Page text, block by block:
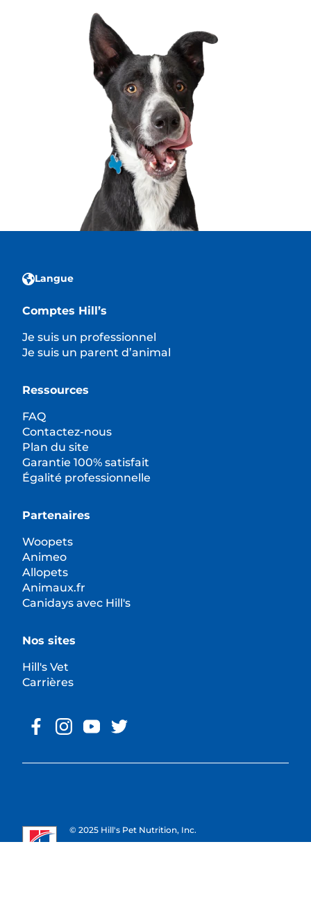
Langue
Comptes Hill’s
Je suis un professionnel
Je suis un parent d’animal
Ressources
FAQ
Contactez-nous
Plan du site
Garantie 100% satisfait
Égalité professionnelle
Partenaires
Woopets
Animeo
Allopets
Animaux.fr
Canidays avec Hill's
Nos sites
Hill's Vet
Carrières
© 2025 Hill's Pet Nutrition, Inc.